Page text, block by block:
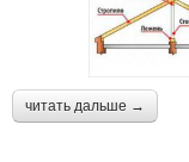
читать дальше →